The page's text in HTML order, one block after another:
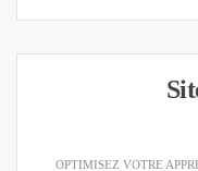
OPTIMISEZ VOTRE